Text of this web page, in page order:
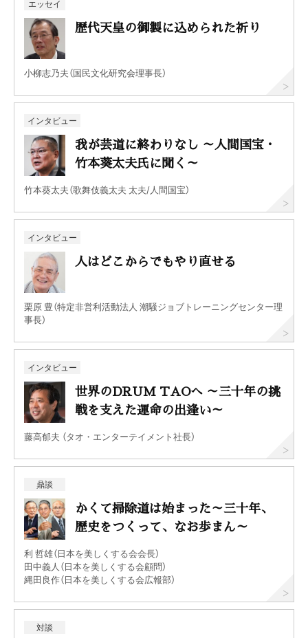
エッセイ
歴代天皇の御製に込められた祈り
小柳志乃夫（国民文化研究会理事長）
インタビュー
我が芸道に終わりなし ～人間国宝・
竹本葵太夫氏に聞く～
竹本葵太夫（歌舞伎義太夫 太夫/人間国宝）
インタビュー
人はどこからでもやり直せる
栗原 豊（特定非営利活動法人 潮騒ジョブトレーニングセンター理
事長）
インタビュー
世界のDRUM TAOへ ～三十年の挑
戦を支えた運命の出逢い～
藤高郁夫 （タオ・エンターテイメント社長）
鼎談
かくて掃除道は始まった～三十年、
歴史をつくって、なお歩まん～
利 哲雄（日本を美しくする会会長）
田中義人（日本を美しくする会顧問）
縄田良作（日本を美しくする会広報部）
対談